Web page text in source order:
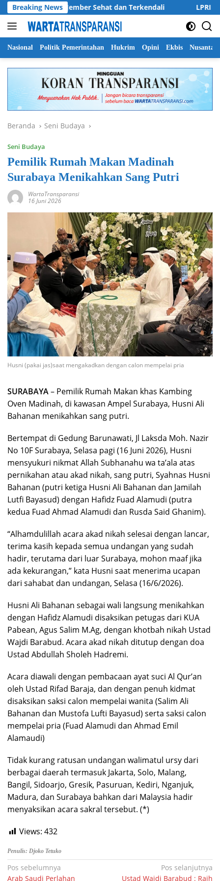
Langsung
ke
konten
Breaking News
Kabupaten Jember Sehat dan Terkendali LPRI DPC
Nasional Politik Pemerintahan Hukrim Opini Ekbis Nusantara
Beranda Seni Budaya
Seni Budaya
Pemilik Rumah Makan Madinah
Surabaya Menikahkan Sang Putri
WartaTransparansi
16 Juni 2026
Husni (pakai jas)saat mengakadkan dengan calon mempelai pria
SURABAYA– Pemilik Rumah Makan khas Kambing
Oven Madinah, di kawasan Ampel Surabaya, Husni Ali
Bahanan menikahkan sang putri.
Bertempat di Gedung Barunawati, Jl Laksda Moh. Nazir
No 10F Surabaya, Selasa pagi (16 Juni 2026), Husni
mensyukuri nikmat Allah Subhanahu wa ta’ala atas
pernikahan atau akad nikah, sang putri, Syahnas Husni
Bahanan (putri ketiga Husni Ali Bahanan dan Jamilah
Lutfi Bayasud) dengan Hafidz Fuad Alamudi (putra
kedua Fuad Ahmad Alamudi dan Rusda Said Ghanim).
“Alhamdulillah acara akad nikah selesai dengan lancar,
terima kasih kepada semua undangan yang sudah
hadir, terutama dari luar Surabaya, mohon maaf jika
ada kekurangan,” kata Husni saat menerima ucapan
dari sahabat dan undangan, Selasa (16/6/2026).
Husni Ali Bahanan sebagai wali langsung menikahkan
dengan Hafidz Alamudi disaksikan petugas dari KUA
Pabean, Agus Salim M.Ag, dengan khotbah nikah Ustad
Wajdi Barabud. Acara akad nikah ditutup dengan doa
Ustad Abdullah Sholeh Hadremi.
Acara diawali dengan pembacaan ayat suci Al Qur’an
oleh Ustad Rifad Baraja, dan dengan penuh kidmat
disaksikan saksi calon mempelai wanita (Salim Ali
Bahanan dan Mustofa Lufti Bayasud) serta saksi calon
mempelai pria (Fuad Alamudi dan Ahmad Emil
Alamaudi)
Tidak kurang ratusan undangan walimatul ursy dari
berbagai daerah termasuk Jakarta, Solo, Malang,
Bangil, Sidoarjo, Gresik, Pasuruan, Kediri, Nganjuk,
Madura, dan Surabaya bahkan dari Malaysia hadir
menyaksikan acara sakral tersebut. (*)
Views: 432
Penulis: Djoko Tetuko
Navigasi
Pos sebelumnya
Arab Saudi Perlahan
Pos selanjutnya
Ustad Wajdi Barabud : Raih